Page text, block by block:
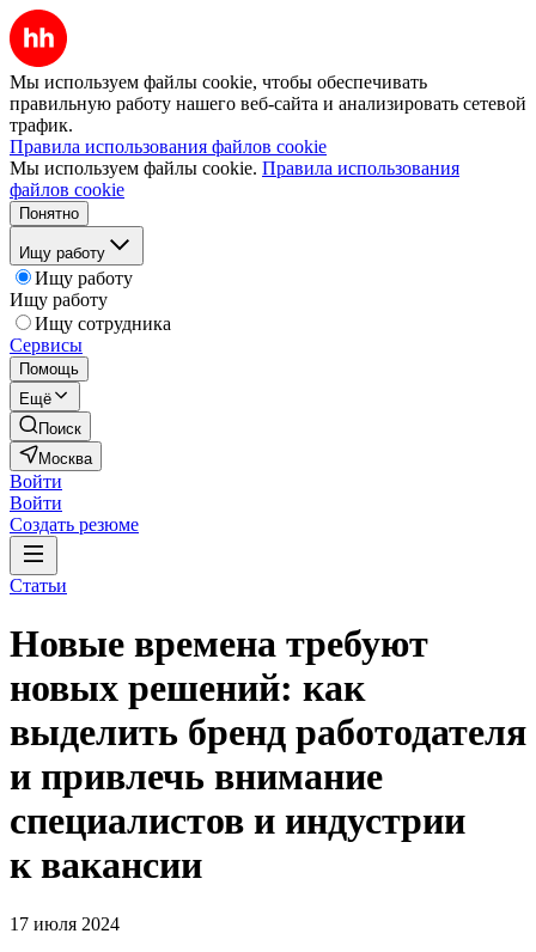
Мы используем файлы cookie, чтобы обеспечивать
правильную работу нашего веб-сайта и анализировать сетевой
трафик.
Правила использования файлов cookie
Мы используем файлы cookie. Правила использования
файлов cookie
Понятно
Ищу работу
Ищу работу
Ищу работу
Ищу сотрудника
Сервисы
Помощь
Ещё
Поиск
Москва
Войти
Войти
Создать резюме
Статьи
Новые времена требуют
новых решений: как
выделить бренд работодателя
и привлечь внимание
специалистов и индустрии
к вакансии
17 июля 2024